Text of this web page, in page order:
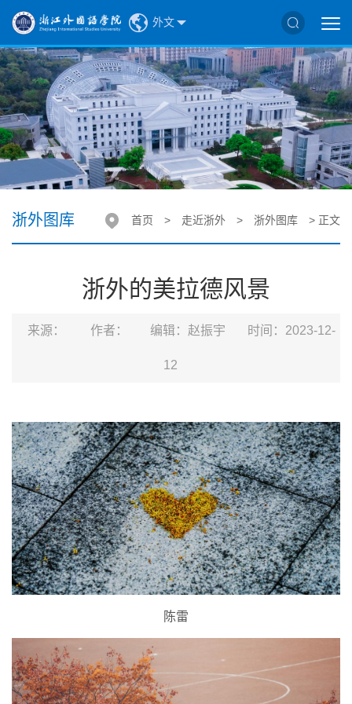
外文
浙外图库 首页 > 走近浙外 > 浙外图库 > 正文
浙外的美拉德风景
来源： 作者： 编辑：赵振宇 时间：2023-12-
12
陈雷